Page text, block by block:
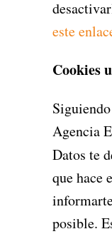
este
Cookies
Agencia
Datos te
que hace
posible.